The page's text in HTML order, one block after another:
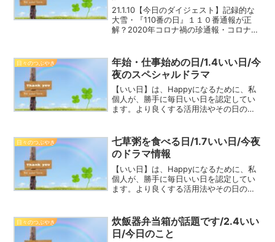
21.1.10【今日のダイジェスト】記録的な
大雪・『110番の日』１１０番通報が正
解？2020年コロナ禍の珍通報・コロナ感
日々のつぶやき
年始・仕事始めの日/1.4いい日/今
夜のスペシャルドラマ
【いい日】は、Happyになるために、私
個人が、勝手に毎日いい日を認定してい
ます。より良くする活用法やその日の情
年の1年間を、一緒にHappyに過ごしまし
ょう！デイ...
日々のつぶやき
七草粥を食べる日/1.7いい日/今夜
のドラマ情報
【いい日】は、Happyになるために、私
個人が、勝手に毎日いい日を認定してい
ます。より良くする活用法やその日の情
年の1年間を、一緒にHappyに過ごしまし
ょう！セリ...
日々のつぶやき
炊飯器弁当箱が話題です/2.4いい
日/今日のこと